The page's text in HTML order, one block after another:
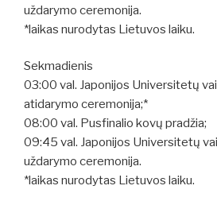
uždarymo ceremonija.
*laikas nurodytas Lietuvos laiku.
Sekmadienis
03:00 val. Japonijos Universitetų
atidarymo ceremonija;*
08:00 val. Pusfinalio kovų pradžia;
09:45 val. Japonijos Universitetų
uždarymo ceremonija.
*laikas nurodytas Lietuvos laiku.